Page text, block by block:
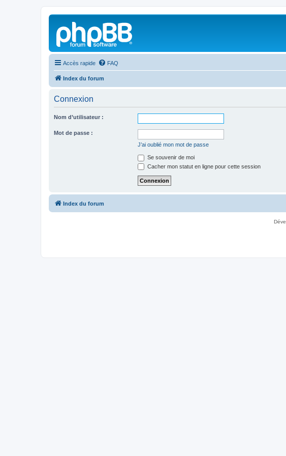
Accès rapide FAQ
Index du forum
Connexion
Nom d’utilisateur :
Mot de passe :
J’ai oublié mon mot de passe
Se souvenir de moi
Cacher mon statut en ligne pour cette session
Index du forum